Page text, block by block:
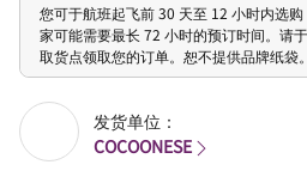
您可于航班起飞前 30 天至 12 小时内选
家可能需要最长 72 小时的预订时间。请
取货点领取您的订单。恕不提供品牌纸袋。
发货单位：
COCOONESE